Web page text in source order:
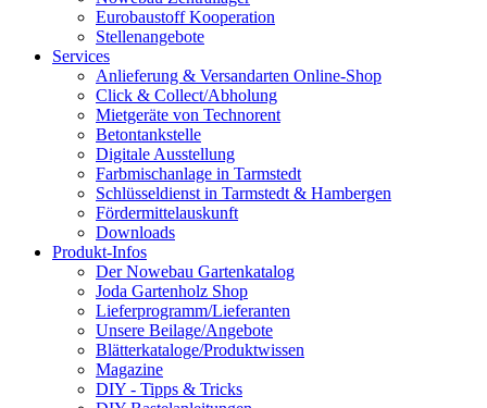
Eurobaustoff Kooperation
Stellenangebote
Services
Anlieferung & Versandarten Online-Shop
Click & Collect/Abholung
Mietgeräte von Technorent
Betontankstelle
Digitale Ausstellung
Farbmischanlage in Tarmstedt
Schlüsseldienst in Tarmstedt & Hambergen
Fördermittelauskunft
Downloads
Produkt-Infos
Der Nowebau Gartenkatalog
Joda Gartenholz Shop
Lieferprogramm/Lieferanten
Unsere Beilage/Angebote
Blätterkataloge/Produktwissen
Magazine
DIY - Tipps & Tricks